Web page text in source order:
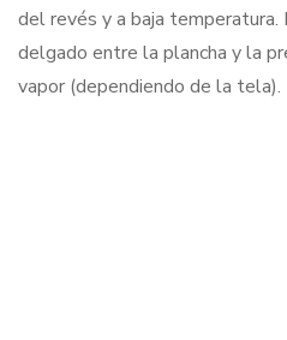
del revés y a baja temperatura.
delgado entre la plancha y la
vapor (dependiendo de la tela).